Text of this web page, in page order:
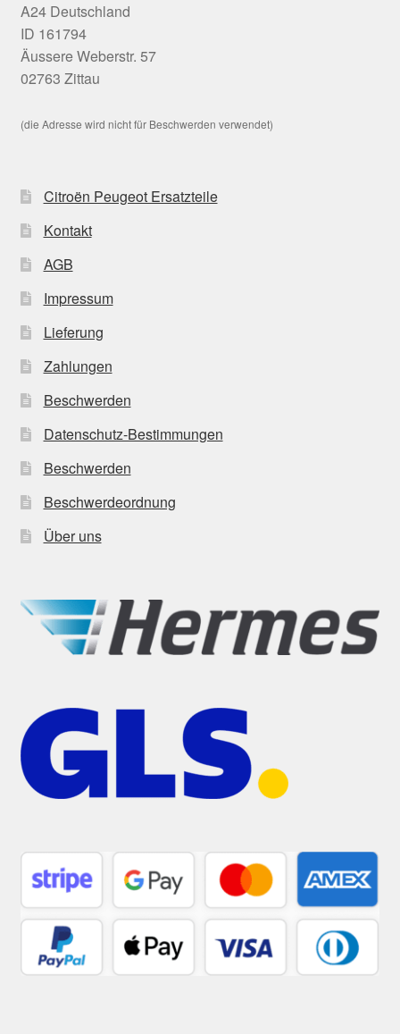
A24 Deutschland
ID 161794
Äussere Weberstr. 57
02763 Zittau
(die Adresse wird nicht für Beschwerden verwendet)
Citroën Peugeot Ersatzteile
Kontakt
AGB
Impressum
Lieferung
Zahlungen
Beschwerden
Datenschutz-Bestimmungen
Beschwerden
Beschwerdeordnung
Über uns